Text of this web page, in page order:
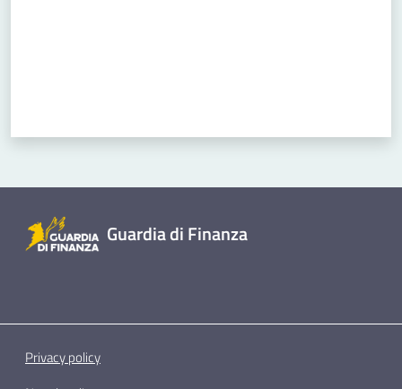
Guardia di Finanza
Privacy policy